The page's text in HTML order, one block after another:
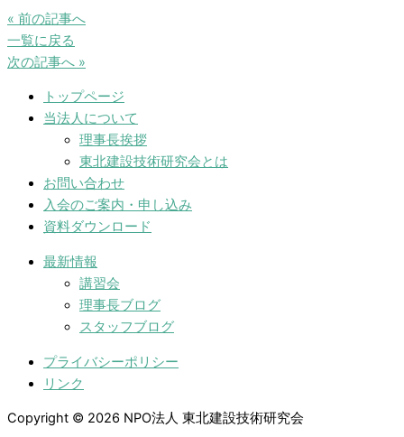
« 前の記事へ
一覧に戻る
次の記事へ »
トップページ
当法人について
理事長挨拶
東北建設技術研究会とは
お問い合わせ
入会のご案内・申し込み
資料ダウンロード
最新情報
講習会
理事長ブログ
スタッフブログ
プライバシーポリシー
リンク
Copyright © 2026 NPO法人 東北建設技術研究会